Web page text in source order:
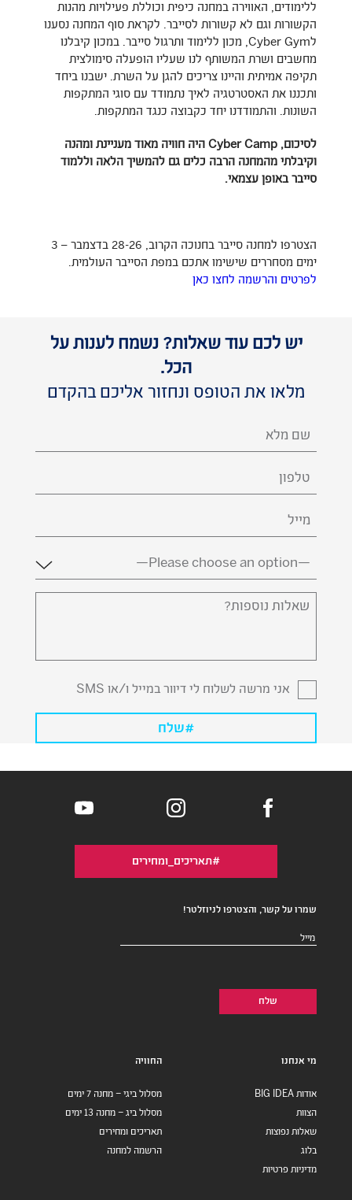
ללימודים, האווירה במחנה כיפית וכוללת פעילויות מהנות
הקשורות וגם לא קשורות לסייבר. לקראת סוף המחנה נסענו
לCyber Gym, מכון ללימוד ותרגול סייבר. במכון קיבלנו
מחשבים ושרת המשותף לנו שעליו הופעלה סימולצית
תקיפה אמיתית והיינו צריכים להגן על השרת. ישבנו ביחד
ותכננו את האסטרטגיה לאיך נתמודד עם סוגי המתקפות
השונות. והתמודדנו יחד כקבוצה כנגד המתקפות.
לסיכום, Cyber Camp היה חוויה מאוד מעניינת ומהנה
וקיבלתי מהמחנה הרבה כלים גם להמשיך הלאה וללמוד
סייבר באופן עצמאי.
הצטרפו למחנה סייבר בחנוכה הקרוב, 28-26 בדצמבר – 3
ימים מסחררים שישימו אתכם במפת הסייבר העולמית.
לפרטים והרשמה לחצו כאן
יש לכם עוד שאלות? נשמח לענות על
הכל.
מלאו את הטופס ונחזור אליכם בהקדם
השם
שלך
(חובה)
טלפון
דואר
אלקטרוני
מדינה
(חובה)
שאלות
אני מרשה לשלוח לי דיוור במייל ו/או SMS
#תאריכים_ומחירים
שמרו על קשר, והצטרפו לניוזלטר!
דואר
מי אנחנו
אודות BIG IDEA
הצוות
שאלות נפוצות
בלוג
מדיניות פרטיות
החוויה
מסלול ביגי – מחנה 7 ימים
מסלול ביג – מחנה 13 ימים
תאריכים ומחירים
הרשמה למחנה